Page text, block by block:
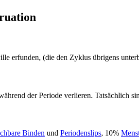
erfunden, (die den Zyklus übrigens
der Periode verlieren. Tatsächlich
Binden und Periodenslips, 10%